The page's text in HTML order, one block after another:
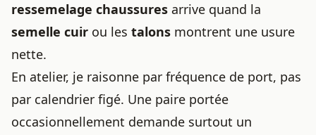
ressemelage chaussures arrive quand la
semelle cuir ou les talons montrent une usure
nette.
En atelier, je raisonne par fréquence de port, pas
par calendrier figé. Une paire portée
occasionnellement demande surtout un